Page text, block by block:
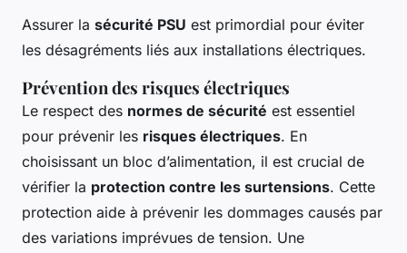
Assurer la sécurité PSU est primordial pour éviter
les désagréments liés aux installations électriques.
Prévention des risques électriques
Le respect des normes de sécurité est essentiel
pour prévenir les risques électriques. En
choisissant un bloc d’alimentation, il est crucial de
vérifier la protection contre les surtensions. Cette
protection aide à prévenir les dommages causés par
des variations imprévues de tension. Une